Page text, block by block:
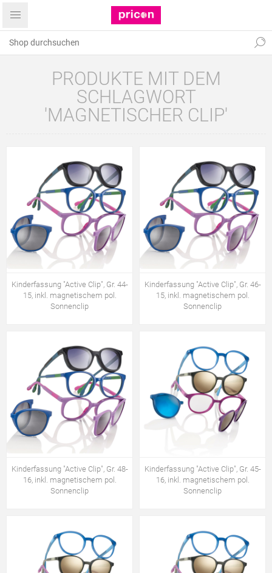
PRODUKTE MIT DEM
SCHLAGWORT
'MAGNETISCHER CLIP'
Kinderfassung "Active Clip", Gr. 44-
15, inkl. magnetischem pol.
Sonnenclip
Kinderfassung "Active Clip", Gr. 46-
15, inkl. magnetischem pol.
Sonnenclip
Kinderfassung "Active Clip", Gr. 48-
16, inkl. magnetischem pol.
Sonnenclip
Kinderfassung "Active Clip", Gr. 45-
16, inkl. magnetischem pol.
Sonnenclip